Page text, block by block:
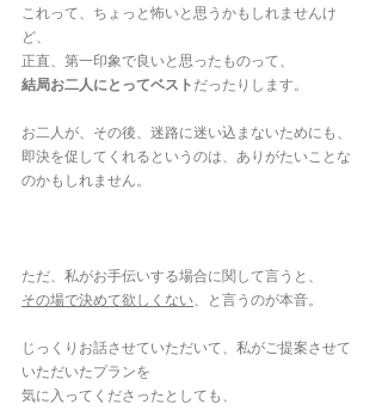
これって、ちょっと怖いと思うかもしれませんけ
ど、
正直、第一印象で良いと思ったものって、
結局お二人にとってベスト だったりします。
お二人が、その後、迷路に迷い込まないためにも、
即決を促してくれるというのは、ありがたいことな
のかもしれません。
ただ、私がお手伝いする場合に関して言うと、
その場で決めて欲しくない、と言うのが本音。
じっくりお話させていただいて、私がご提案させて
いただいたプランを
気に入ってくださったとしても、